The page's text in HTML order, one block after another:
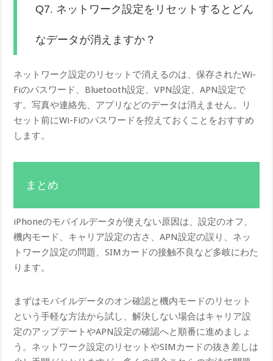
Q7. ネットワーク設定をリセットするとどん
なデータが消えますか？
ネットワーク設定のリセットで消えるのは、保存されたWi-
Fiのパスワード、Bluetooth設定、VPN設定、APN設定で
す。写真や連絡先、アプリなどのデータは消えません。リ
セット前にWi-Fiのパスワードを控えておくことをおすすめ
します。
まとめ
iPhoneのモバイルデータが使えない原因は、設定のオフ、
機内モード、キャリア設定の古さ、APN設定の誤り、ネッ
トワーク設定の問題、SIMカードの接触不良など多岐にわた
ります。
まずはモバイルデータのオン確認と機内モードのリセット
という手軽な方法から試し、解決しない場合はキャリア設
定のアップデートやAPN設定の確認へと順番に進めましょ
う。ネットワーク設定のリセットやSIMカードの抜き差しは